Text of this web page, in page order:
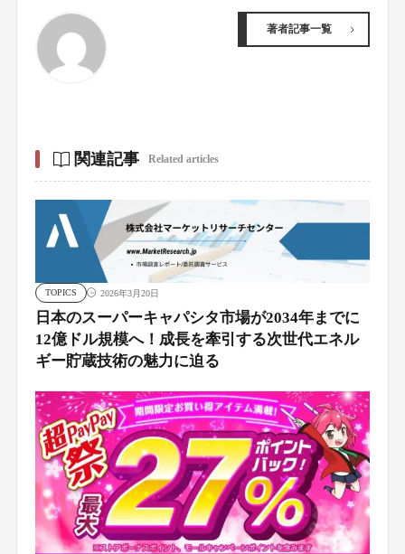
著者記事一覧
関連記事 Related articles
TOPICS 2026年3月20日
日本のスーパーキャパシタ市場が2034年までに
12億ドル規模へ！成長を牽引する次世代エネル
ギー貯蔵技術の魅力に迫る